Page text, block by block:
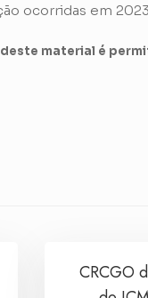
ocorridas em 2023.
material é
CRCGO